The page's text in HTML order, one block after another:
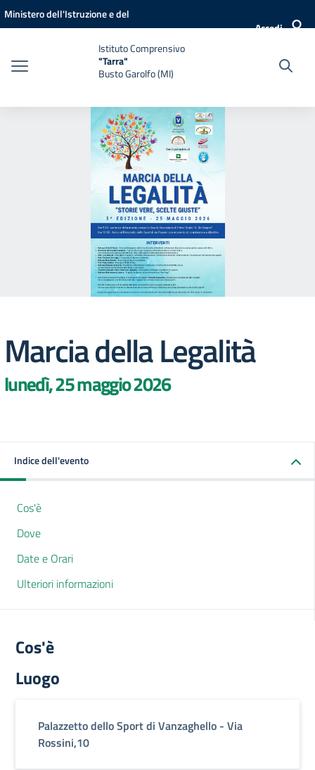
Vai ai contenuti
Vai al menu di navigazione
Vai al footer
Ministero dell'Istruzione e del
Accedi
Istituto Comprensivo
"Tarra"
Busto Garolfo (MI)
Marcia della Legalità
lunedì, 25 maggio 2026
Indice dell'evento
Cos'è
Dove
Date e Orari
Ulteriori informazioni
Cos'è
Luogo
Palazzetto dello Sport di Vanzaghello - Via
Rossini,10